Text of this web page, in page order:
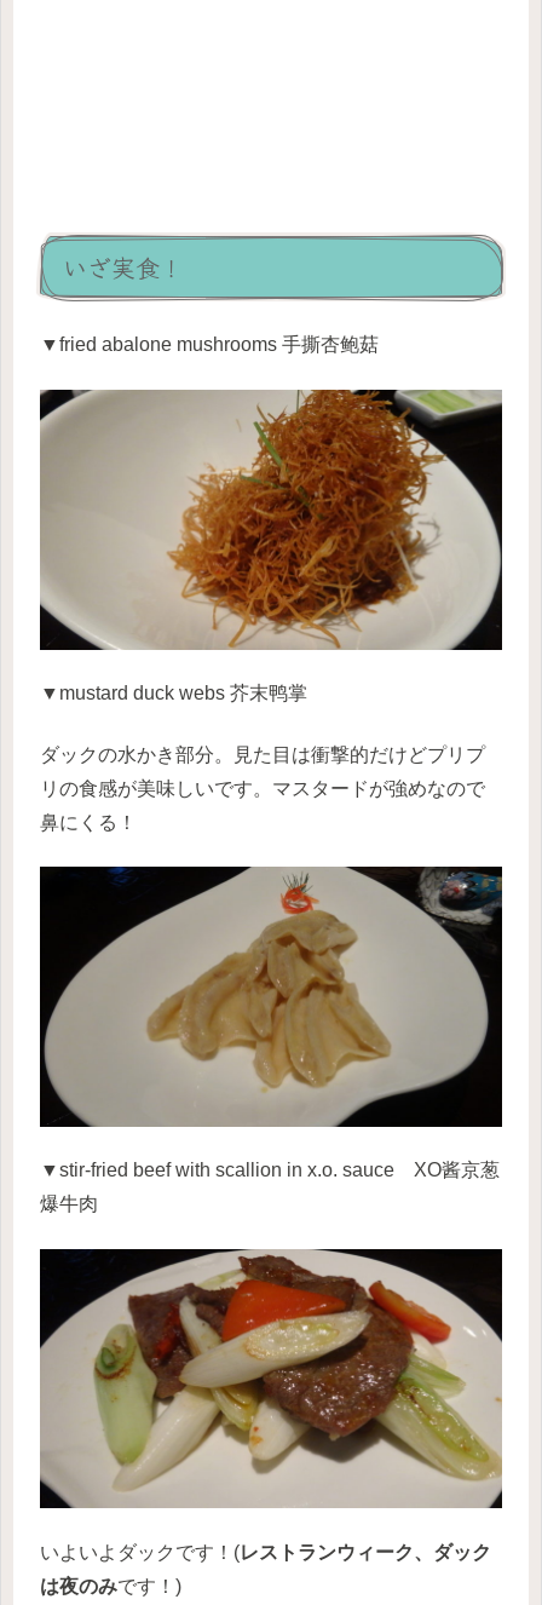
いざ実食！
▼fried abalone mushrooms 手撕杏鲍菇
▼mustard duck webs 芥末鸭掌
ダックの水かき部分。見た目は衝撃的だけどプリプ
リの食感が美味しいです。マスタードが強めなので
鼻にくる！
▼stir-fried beef with scallion in x.o. sauce XO酱京葱
爆牛肉
いよいよダックです！(レストランウィーク、ダック
は夜のみです！)